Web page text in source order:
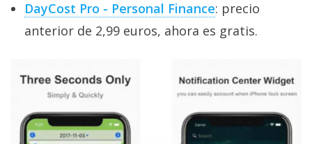
DayCost Pro - Personal Finance: precio
anterior de 2,99 euros, ahora es gratis.